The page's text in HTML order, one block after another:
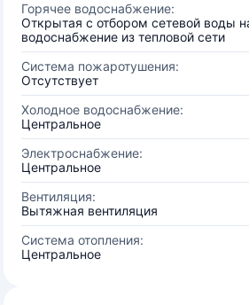
Горячее водоснабжение:
Открытая с отбором сетевой воды
водоснабжение из тепловой сети
Система пожаротушения:
Отсутствует
Холодное водоснабжение:
Центральное
Электроснабжение:
Центральное
Вентиляция:
Вытяжная вентиляция
Система отопления:
Центральное